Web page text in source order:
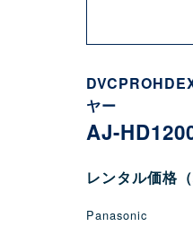
ヤー
AJ-
レンタル価格
Panasonic